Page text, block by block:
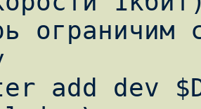
ограничим
add dev